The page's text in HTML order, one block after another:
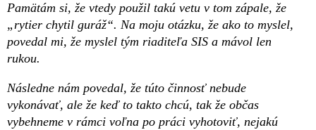
Pamätám si, že vtedy použil takú vetu v tom zápale, že
„rytier chytil guráž“. Na moju otázku, že ako to myslel,
povedal mi, že myslel tým riaditeľa SIS a mávol len
rukou.
Následne nám povedal, že túto činnosť nebude
vykonávať, ale že keď to takto chcú, tak že občas
vybehneme v rámci voľna po práci vyhotoviť, nejakú